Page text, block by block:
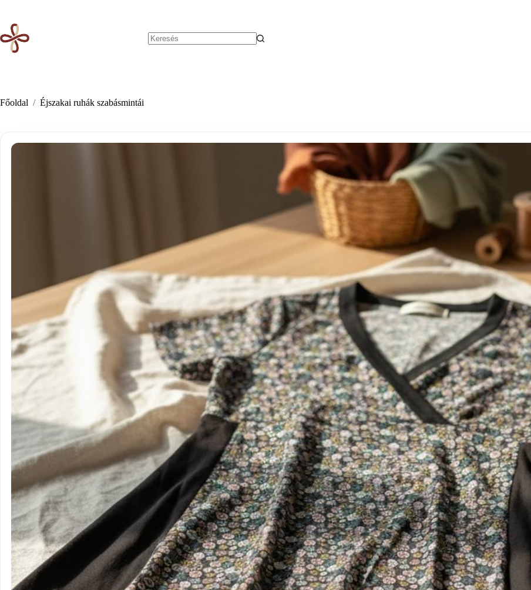
content
Főoldal / Éjszakai ruhák szabásmintái